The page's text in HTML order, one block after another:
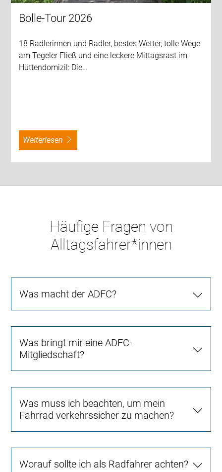
Bolle-Tour 2026
18 Radlerinnen und Radler, bestes Wetter, tolle Wege
am Tegeler Fließ und eine leckere Mittagsrast im
Hüttendomizil: Die…
weiterlesen
Häufige Fragen von
Alltagsfahrer*innen
Was macht der ADFC?
Was bringt mir eine ADFC-
Mitgliedschaft?
Was muss ich beachten, um mein
Fahrrad verkehrssicher zu machen?
Worauf sollte ich als Radfahrer achten?